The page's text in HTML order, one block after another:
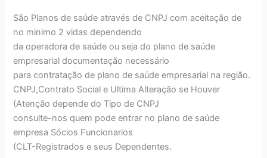
São Planos de saúde através de CNPJ com aceitação de
no minimo 2 vidas dependendo
da operadora de saúde ou seja do plano de saúde
empresarial documentação necessário
para contratação de plano de saúde empresarial na região.
CNPJ,Contrato Social e Ultima Alteração se Houver
(Atenção depende do Tipo de CNPJ
consulte-nos quem pode entrar no plano de saúde
empresa Sócios Funcionarios
(CLT-Registrados e seus Dependentes.